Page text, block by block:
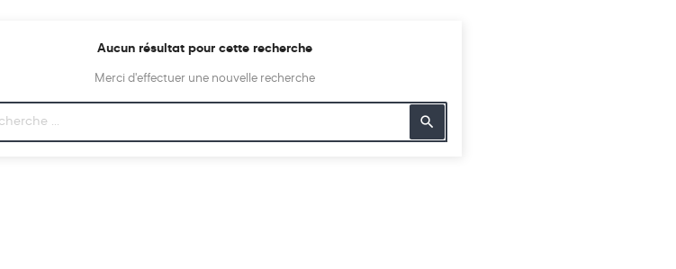
Aucun résultat pour cette recherche
Merci d'effectuer une nouvelle recherche
